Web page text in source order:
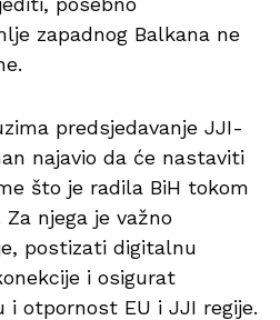
zapadnog Balkana ne
predsjedavanje JJI-
najavio da će nastaviti
što je radila BiH tokom
Za njega je važno
postizati digitalnu
i osigurat
i otpornost EU i JJI regije.